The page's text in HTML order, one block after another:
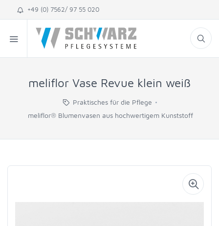
+49 (0) 7562/ 97 55 020
meliflor Vase Revue klein weiß
Praktisches für die Pflege
meliflor® Blumenvasen aus hochwertigem Kunststoff